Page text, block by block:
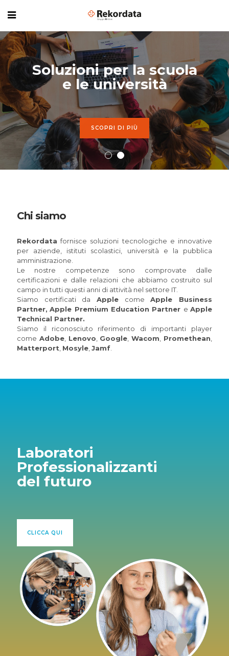
Soluzioni per la scuola
e le università
SCOPRI DI PIÙ
Chi siamo
Rekordata fornisce soluzioni tecnologiche e innovative
per aziende, istituti scolastici, università e la pubblica
amministrazione.
Le nostre competenze sono comprovate dalle
certificazioni e dalle relazioni che abbiamo costruito sul
campo in tutti questi anni di attività nel settore IT.
Siamo certificati da Apple comeApple Business
Partner, Apple Premium Education Partner eApple
Technical Partner.
Siamo il riconosciuto riferimento di importanti player
come Adobe, Lenovo Google ,Wacom Promethean
Matterport Mosyle, Jamf.
Laboratori
Professionalizzanti
del futuro
CLICCA QUI